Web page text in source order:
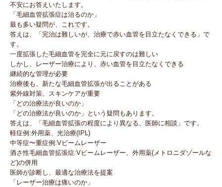
不安にお答えいたします。
「毛細血管拡張症は治るのか」
最も多い疑問が、これです。
答えは、「完治は難しいが、治療で赤い血管を目立たなくできる」で
す。
一度拡張した毛細血管を完全に元に戻すのは難しい
しかし、レーザー治療により、赤い血管を目立たなくできる
継続的な管理が必要
治療後も、新たな毛細血管拡張が出ることがある
紫外線対策、スキンケアが重要
「どの治療法が良いのか」
「どの治療法が良いのか」という疑問もあります。
答えは、「毛細血管拡張の程度により異なる、医師に相談」です。
軽症例:外用薬、光治療(IPL)
中等症〜重症例:Vビームレーザー
酒さ性毛細血管拡張症:Vビームレーザー、外用薬(メトロニダゾールな
ど)の併用
医師が診断し、最適な治療法を提案
「レーザー治療は痛いのか」